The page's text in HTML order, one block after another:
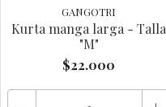
GANGOTRI
Kurta manga larga - Talla
"M"
$22.000